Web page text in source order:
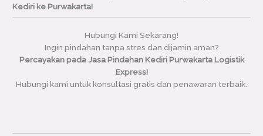
Kediri ke Purwakarta!
Hubungi Kami Sekarang!
Ingin pindahan tanpa stres dan dijamin aman?
Percayakan pada Jasa Pindahan Kediri Purwakarta Logistik
Express!
Hubungi kami untuk konsultasi gratis dan penawaran terbaik.